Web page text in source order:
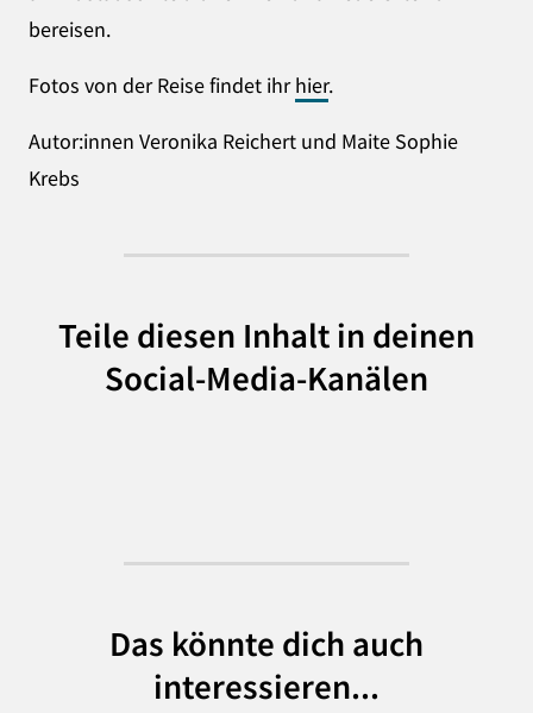
bereisen.
Fotos von der Reise findet ihrhier.
Autor:innen Veronika Reichert und Maite Sophie
Krebs
Teile diesen Inhalt in deinen
Social-Media-Kanälen
Das könnte dich auch
interessieren...